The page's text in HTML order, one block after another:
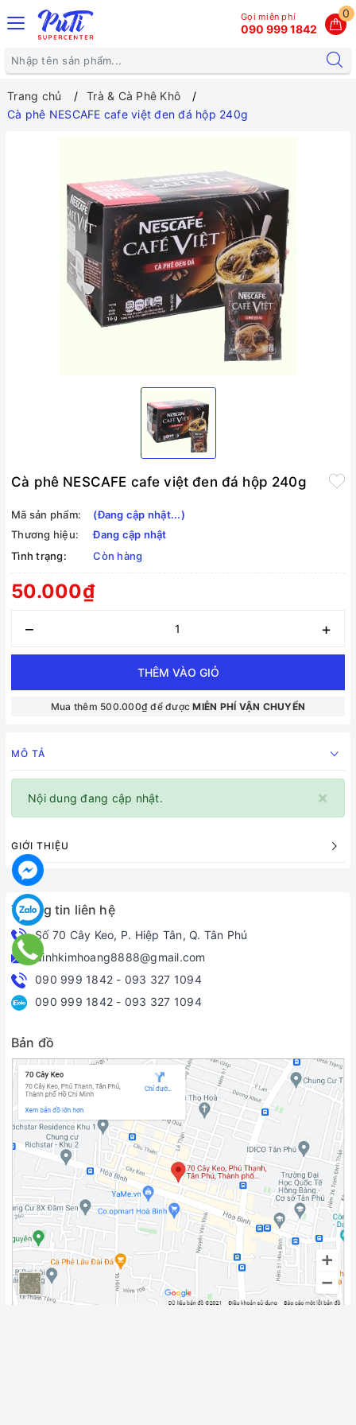
0
Gọi miễn phí
090 999 1842
Trang chủ
Trà & Cà Phê Khô
Cà phê NESCAFE cafe việt đen đá hộp 240g
Cà phê NESCAFE cafe việt đen đá hộp 240g
Mã sản phẩm:
(Đang cập nhật...)
Thương hiệu:
Đang cập nhật
Tình trạng:
Còn hàng
50.000₫
– +
THÊM VÀO GIỎ
Mua thêm 500.000₫ để đượcMIỄN PHÍ VẬN CHUYỂN
MÔ TẢ
×
Nội dung đang cập nhật.
GIỚI THIỆU
Thông tin liên hệ
Số 70 Cây Keo, P. Hiệp Tân, Q. Tân Phú
dinhkimhoang8888@gmail.com
090 999 1842 - 093 327 1094
090 999 1842 - 093 327 1094
Bản đồ